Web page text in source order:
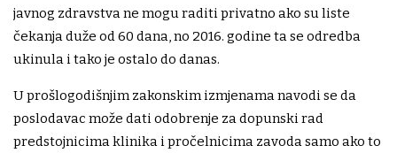
javnog zdravstva ne mogu raditi privatno ako su liste
čekanja duže od 60 dana, no 2016. godine ta se odredba
ukinula i tako je ostalo do danas.
U prošlogodišnjim zakonskim izmjenama navodi se da
poslodavac može dati odobrenje za dopunski rad
predstojnicima klinika i pročelnicima zavoda samo ako to